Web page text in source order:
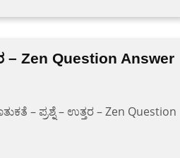
– Zen Question Answer
– ಪ್ರಶ್ನೆ – ಉತ್ತರ – Zen Question